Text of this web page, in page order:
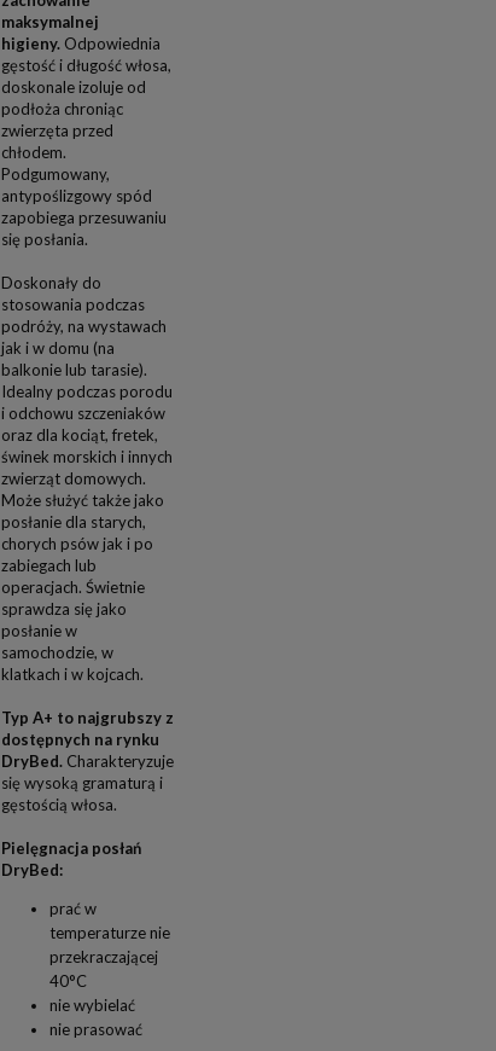
maksymalnej
higieny. Odpowiednia
gęstość i długość włosa,
doskonale izoluje od
podłoża chroniąc
zwierzęta przed
chłodem.
Podgumowany,
antypoślizgowy spód
zapobiega przesuwaniu
się posłania.
Doskonały do
stosowania podczas
podróży, na wystawach
jak i w domu (na
balkonie lub tarasie).
Idealny podczas porodu
i odchowu szczeniaków
oraz dla kociąt, fretek,
świnek morskich i innych
zwierząt domowych.
Może służyć także jako
posłanie dla starych,
chorych psów jak i po
zabiegach lub
operacjach. Świetnie
sprawdza się jako
posłanie w
samochodzie, w
klatkach i w kojcach.
Typ A+ to najgrubszy z
dostępnych na rynku
DryBed. Charakteryzuje
się wysoką gramaturą i
gęstością włosa.
Pielęgnacja posłań
DryBed:
prać w
temperaturze nie
przekraczającej
40°C
nie wybielać
nie prasować